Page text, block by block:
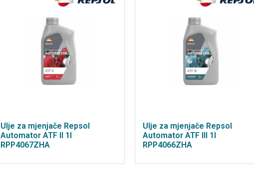
Ulje za mjenjače Repsol
Automator ATF II 1l
RPP4067ZHA
Ulje za mjenjače Repsol
Automator ATF III 1l
RPP4066ZHA